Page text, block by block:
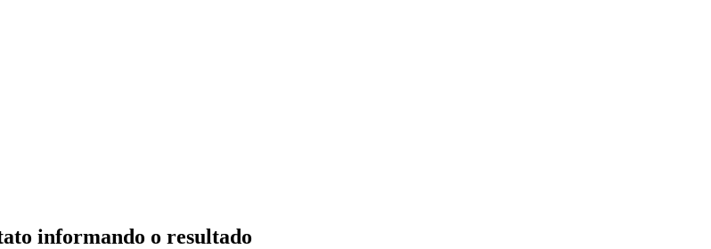
informando o resultado